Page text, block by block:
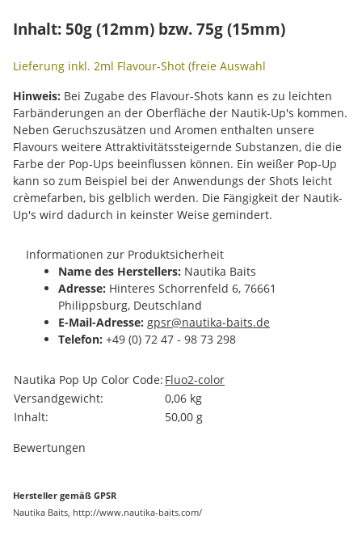
Inhalt: 50g (12mm) bzw. 75g (15mm)
Lieferung inkl. 2ml Flavour-Shot (freie Auswahl
Hinweis: Bei Zugabe des Flavour-Shots kann es zu leichten
Farbänderungen an der Oberfläche der Nautik-Up's kommen.
Neben Geruchszusätzen und Aromen enthalten unsere
Flavours weitere Attraktivitätssteigernde Substanzen, die die
Farbe der Pop-Ups beeinflussen können. Ein weißer Pop-Up
kann so zum Beispiel bei der Anwendungs der Shots leicht
crèmefarben, bis gelblich werden. Die Fängigkeit der Nautik-
Up's wird dadurch in keinster Weise gemindert.
Informationen zur Produktsicherheit
Name des Herstellers: Nautika Baits
Adresse: Hinteres Schorrenfeld 6, 76661
Philippsburg, Deutschland
E-Mail-Adresse: gpsr@nautika-baits.de
Telefon: +49 (0) 72 47 - 98 73 298
Produkteigenschaft
Wert
Nautika Pop Up Color Code: Fluo2-color
Versandgewicht:
0,06 kg
Inhalt:
50,00 g
Bewertungen
Hersteller gemäß GPSR
Nautika Baits, http://www.nautika-baits.com/